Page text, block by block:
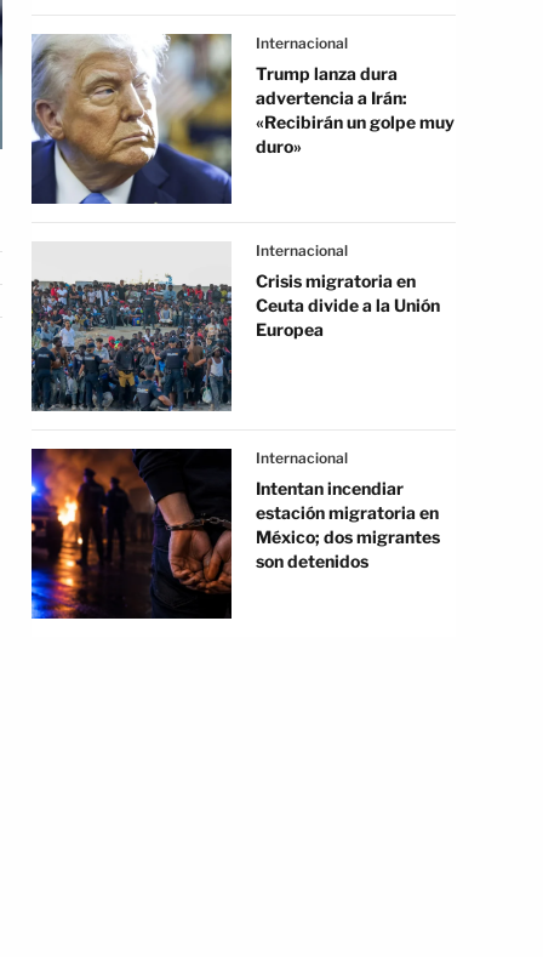
Internacional
Trump lanza dura
advertencia a Irán:
«Recibirán un golpe muy
duro»
Internacional
Crisis migratoria en
Ceuta divide a la Unión
Europea
Internacional
Intentan incendiar
estación migratoria en
México; dos migrantes
son detenidos